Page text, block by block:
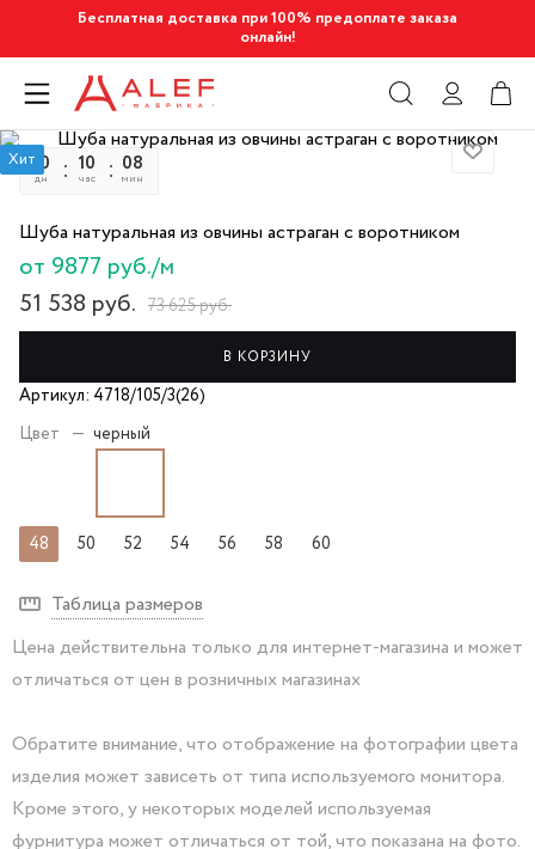
Бесплатная доставка при 100% предоплате заказа
онлайн!
Хит10
дн
10
час
08
мин
Шуба натуральная из овчины астраган с воротником
от 9877 руб./м
51 538 руб. 73 625руб.
В КОРЗИНУ
Артикул: 4718/105/3(26)
Цвет — черный
48 50 52 54 56 58 60
Таблица размеров
Цена действительна только для интернет-магазина и может
отличаться от цен в розничных магазинах
Обратите внимание, что отображение на фотографии цвета
изделия может зависеть от типа используемого монитора.
Кроме этого, у некоторых моделей используемая
фурнитура может отличаться от той, что показана на фото.